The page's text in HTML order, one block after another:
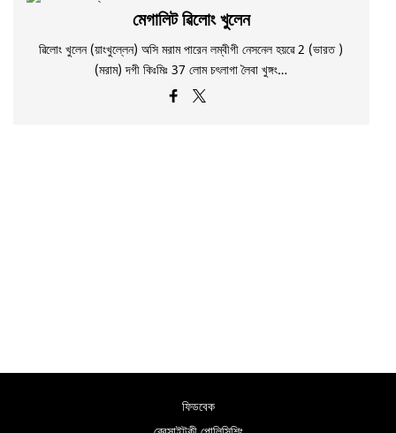
মেগালিট ৱিলোং খুলেন
ৱিলোং খুলেন (য়াংখুল্লেন) অসি মরাম পারেন লম্বীগী নেসনেল হয়ৱে 2 (ভারত )
(মরাম) দগী কিঃমিঃ 37 লোম চৎলাগা লৈবা খুঙ্গং…
ফিডবেক